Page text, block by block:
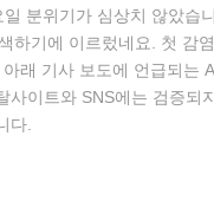
분위기가 심상치 않았습
하기에 이르렀네요. 첫 감
래 기사 보도에 언급되는
사이트와 SNS에는 검증되
다.